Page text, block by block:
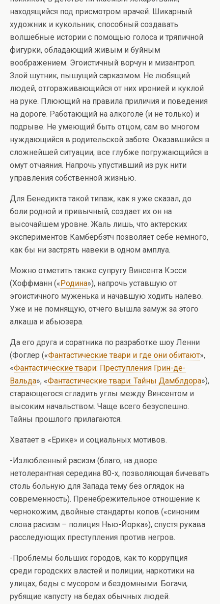
находящийся под присмотром врачей. Шикарный
художник и кукольник, способный создавать
волшебные истории с помощью голоса и тряпичной
фигурки, обладающий живым и буйным
воображением. Эгоистичный ворчун и мизантроп.
Злой шутник, пышущий сарказмом. Не любящий
людей, отгораживающийся от них иронией и куклой
на руке. Плюющий на правила приличия и поведения
на дороге. Работающий на алкоголе (и не только) и
подрыве. Не умеющий быть отцом, сам во многом
нуждающийся в родительской заботе. Оказавшийся в
сложнейшей ситуации, все глубже погружающийся в
омут отчаяния. Напрочь упустивший из рук нити
управления собственной жизнью.
Для Бенедикта такой типаж, как я уже сказал, до
боли родной и привычный, создает их он на
высочайшем уровне. Жаль лишь, что актерских
экспериментов Камбербэтч позволяет себе немного,
как бы ни застрять навеки в одном амплуа.
Можно отметить также супругу Винсента Кэсси
(Хоффманн (« Родина»), напрочь уставшую от
эгоистичного муженька и начавшую ходить налево.
Уже и не помнящую, отчего вышла замуж за этого
алкаша и абьюзера.
Да его друга и соратника по разработке шоу Ленни
(Фоглер («Фантастические твари и где они обитают»,
«Фантастические твари: Преступления Грин-де-
Вальда», «Фантастические твари: Тайны Дамблдора»),
старающегося сгладить углы между Винсентом и
высоким начальством. Чаще всего безуспешно.
Тайны прошлого прилагаются.
Хватает в «Ерике» и социальных мотивов.
-Излюбленный расизм (благо, на дворе
нетолерантная середина 80-х, позволяющая бичевать
столь больную для Запада тему без оглядок на
современность). Пренебрежительное отношение к
чернокожим, двойные стандарты копов («синоним
слова расизм – полиция Нью-Йорка»), спустя рукава
расследующих преступления против негров.
-Проблемы больших городов, как то коррупция
среди городских властей и полиции, наркотики на
улицах, беды с мусором и бездомными. Богачи,
рубящие капусту на бедах обычных людей.